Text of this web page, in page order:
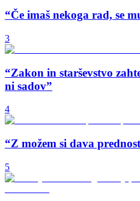
“Če imaš nekoga rad, se
3
“Zakon in starševstvo
ni sadov”
4
“Z možem si dava
5